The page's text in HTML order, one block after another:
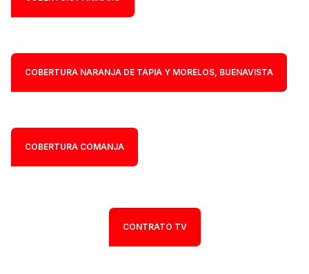
COBERTURA NARANJA DE TAPIA Y MORELOS, BUENAVISTA
COBERTURA COMANJA
CONTRATO TV